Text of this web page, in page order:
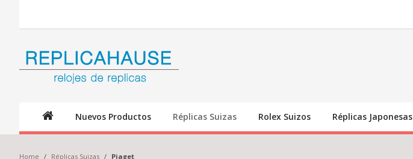
Nuevos Productos Réplicas Suizas Rolex Suizos Réplicas Japonesas
Home / Réplicas Suizas / Piaget